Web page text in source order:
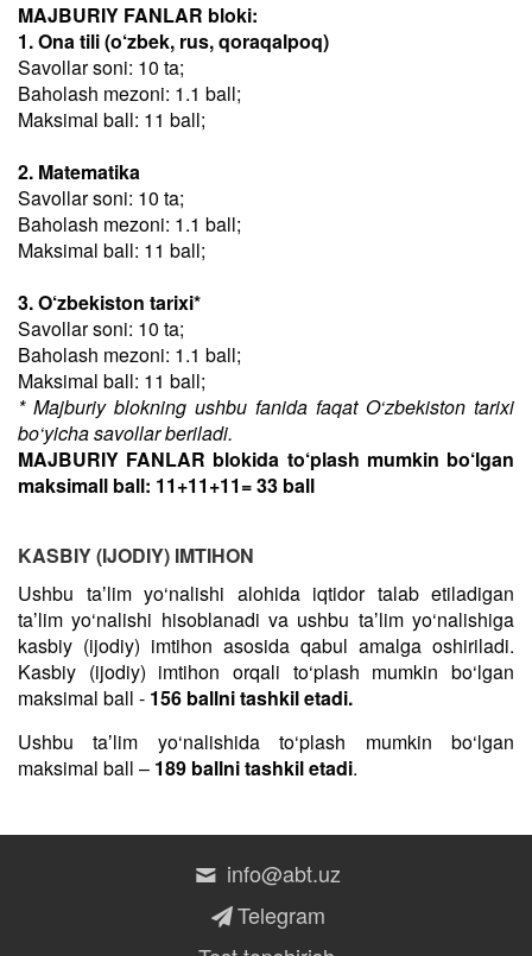
MAJBURIY FANLAR bloki:
1. Ona tili (o‘zbek, rus, qoraqalpoq)
Savollar soni: 10 ta;
Baholash mezoni: 1.1 ball;
Maksimal ball: 11 ball;
2. Matematika
Savollar soni: 10 ta;
Baholash mezoni: 1.1 ball;
Maksimal ball: 11 ball;
3. O‘zbekiston tarixi*
Savollar soni: 10 ta;
Baholash mezoni: 1.1 ball;
Maksimal ball: 11 ball;
* Majburiy blokning ushbu fanida faqat O‘zbekiston tarixi
bo‘yicha savollar beriladi.
MAJBURIY FANLAR blokida to‘plash mumkin bo‘lgan
maksimall ball: 11+11+11= 33 ball
KASBIY (IJODIY) IMTIHON
Ushbu taʼlim yo‘nalishi alohida iqtidor talab etiladigan
taʼlim yo‘nalishi hisoblanadi va ushbu taʼlim yo‘nalishiga
kasbiy (ijodiy) imtihon asosida qabul amalga oshiriladi.
Kasbiy (ijodiy) imtihon orqali to‘plash mumkin bo‘lgan
maksimal ball - 156 ballni tashkil etadi.
Ushbu taʼlim yo‘nalishida to‘plash mumkin bo‘lgan
maksimal ball – 189 ballni tashkil etadi.
info@abt.uz
Telegram